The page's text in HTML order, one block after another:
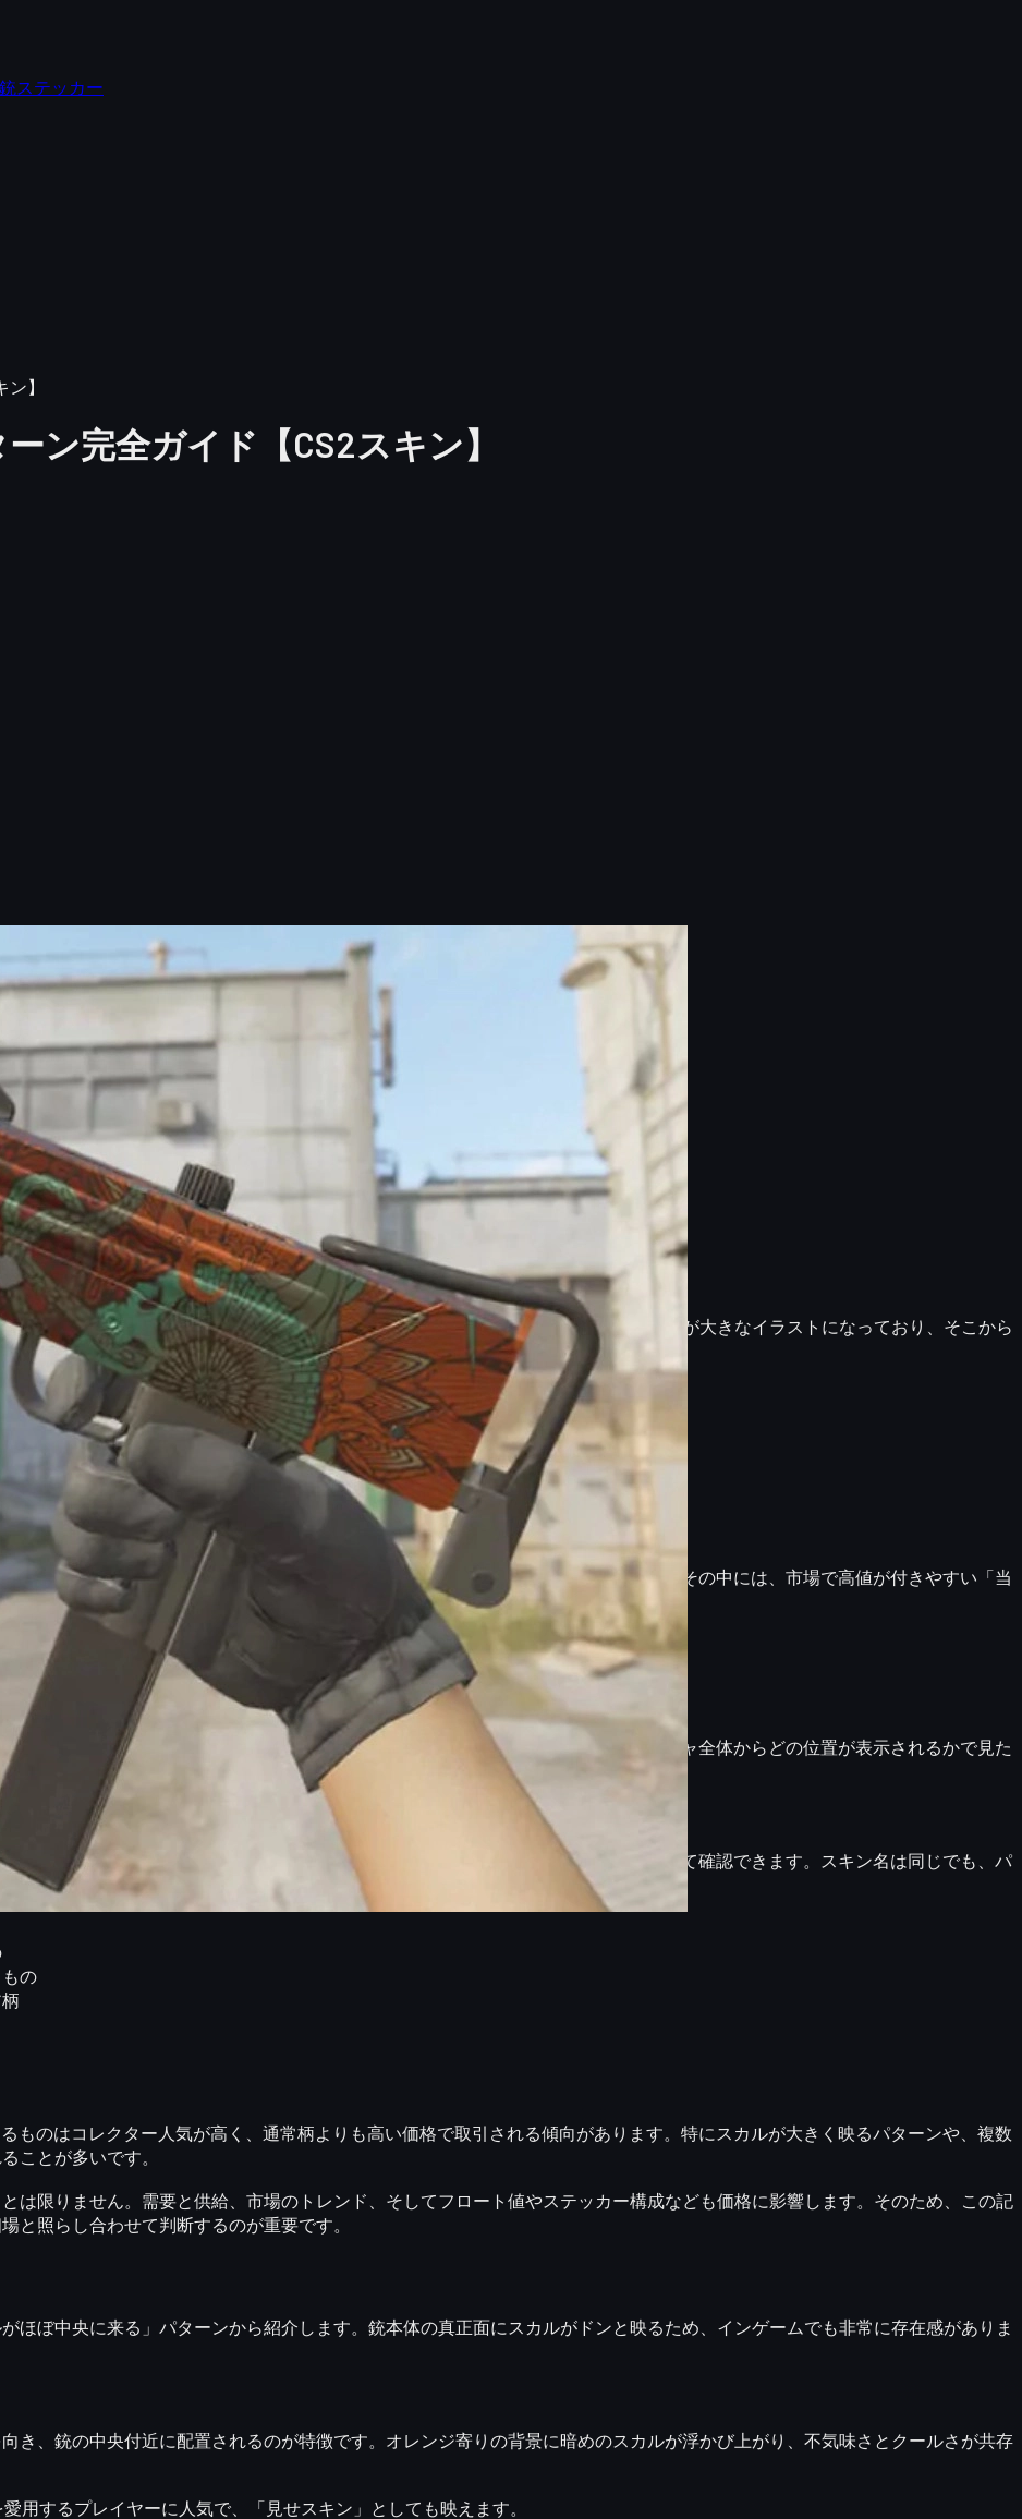
ステッカー
】
ン完全ガイド【CS2スキン】
方法
徴
ンによって見た目が大きく変わることで知られる人気SMGスキンです。テクスチャ全体が大きなイラストになっており、そこから
の違うデザインになります。
取られるため、1,001種類のパターン（パターンシード）
すべてが微妙に異なります。その中には、市場で高値が付きやすい「当
トレーダーが狙うべき レア柄・人気柄 を詳しく紹介します。
解しよう
押さえておきましょう。CS2の多くのパターンスキンと同様、このスキンも テクスチャ全体からどの位置が表示されるかで見た
種類）が存在し、インスペクト画面や外部サイトで「Pattern」・「Seed」などとして確認できます。スキン名は同じでも、パ
の
ものはコレクター人気が高く
、通常柄よりも高い価格で取引される傾向があります。特にスカルが大きく映るパターンや、複数
ことが多いです。
は限りません。需要と供給、市場のトレンド、そしてフロート値やステッカー構成なども価格に影響します。そのため、この記
と照らし合わせて判断するのが重要です。
がほぼ中央に来る」パターンから紹介します。銃本体の真正面にスカルがドンと映るため、インゲームでも非常に存在感がありま
き、銃の中央付近に配置されるのが特徴です。オレンジ寄りの背景に暗めのスカルが浮かび上がり、 不気味さとクールさが共存
用するプレイヤーに人気で、「見せスキン」としても映えます。